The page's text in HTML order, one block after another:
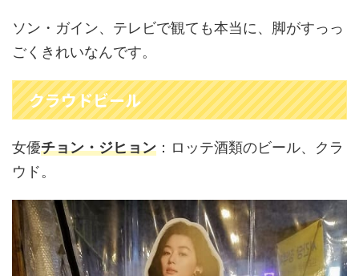
ソン・ガイン、テレビで観ても本当に、脚がすっっ
ごくきれいなんです。
クラウドビール
女優チョン・ジヒョン ：ロッテ酒類のビール、クラ
ウド。